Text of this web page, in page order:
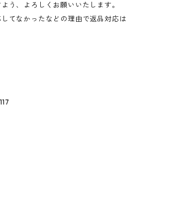
う、よろしくお願いいたします。
てなかったなどの理由で返品対応は